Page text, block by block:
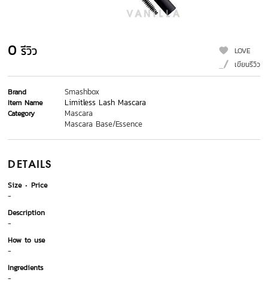
0 รีวิว
LOVE
เขียนรีวิว
Brand Smashbox
Item Name Limitless Lash Mascara
Category
Mascara
Mascara Base/Essence
DETAILS
Size
Price
-
Description
-
How to use
-
Ingredients
-